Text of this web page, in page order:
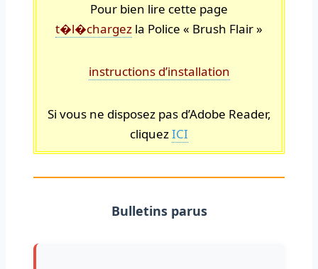
Pour bien lire cette page
t�l�chargez la Police « Brush Flair »
instructions d’installation
Si vous ne disposez pas d’Adobe Reader,
cliquezICI
Bulletins parus